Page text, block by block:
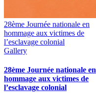
28ème Journée nationale en
hommage aux victimes de
l’esclavage colonial
Gallery
28ème Journée nationale en
hommage aux victimes de
l’esclavage colonial